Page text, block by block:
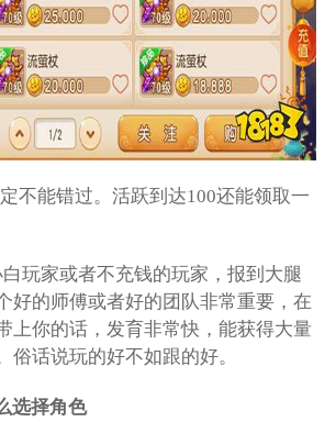
不能错过。活跃到达100还能领取一
玩家或者不充钱的玩家，报到大腿
好的师傅或者好的团队非常重要，在
上你的话，发育非常快，能获得大量
俗话说玩的好不如跟的好。
选择角色